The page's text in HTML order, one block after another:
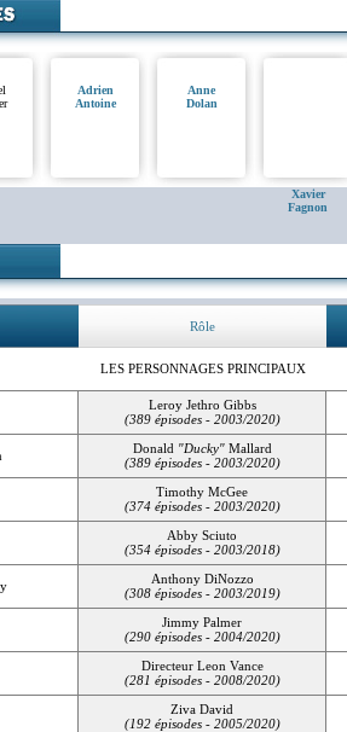
Adrien
Antoine
Anne
Dolan
Xavier
Fagnon
Rôle
LES PERSONNAGES PRINCIPAUX
Leroy Jethro Gibbs
(389 épisodes - 2003/2020)
Donald "Ducky"Mallard
(389 épisodes - 2003/2020)
Timothy McGee
(374 épisodes - 2003/2020)
Abby Sciuto
(354 épisodes - 2003/2018)
Anthony DiNozzo
(308 épisodes - 2003/2019)
Jimmy Palmer
(290 épisodes - 2004/2020)
Directeur Leon Vance
(281 épisodes - 2008/2020)
Ziva David
(192 épisodes - 2005/2020)